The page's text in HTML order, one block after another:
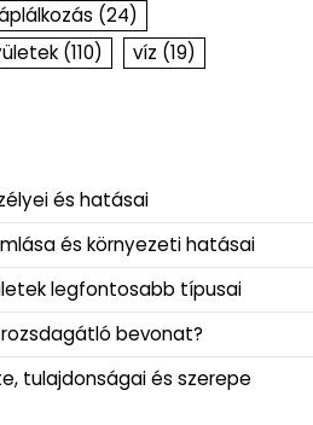
(24)
(110) víz (19)
és hatásai
és környezeti hatásai
legfontosabb típusai
bevonat?
tulajdonságai és szerepe